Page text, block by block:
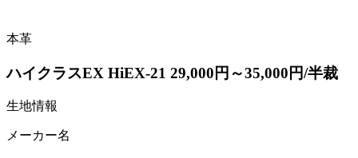
本革
ハイクラスEX HiEX-21 29,000円～35,000円/半裁
生地情報
メーカー名